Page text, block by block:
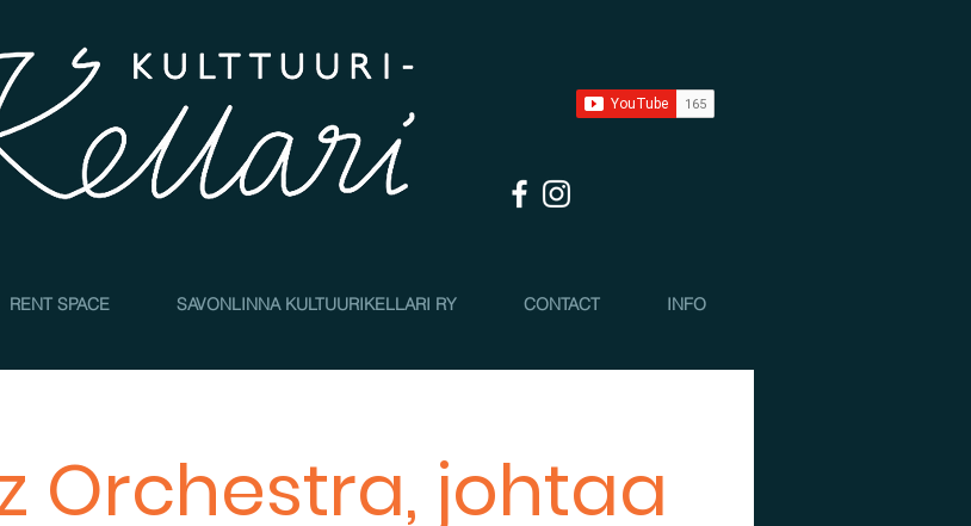
RENT SPACE SAVONLINNA KULTUURIKELLARI RY CONTACT INFO
Orchestra, johtaa